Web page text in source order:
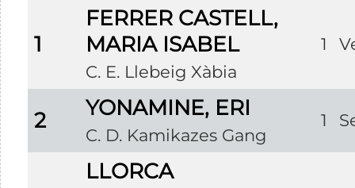
1
FERRER CASTELL,
MARIA ISABEL
C. E. Llebeig Xàbia
1
2 YONAMINE, ERI
C. D. Kamikazes Gang
1
LLORCA